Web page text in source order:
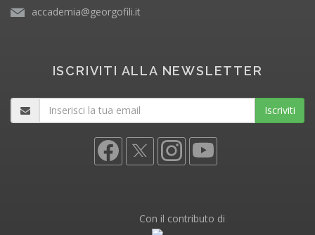
accademia@georgofili.it
ISCRIVITI ALLA NEWSLETTER
Iscriviti
Con il contributo di